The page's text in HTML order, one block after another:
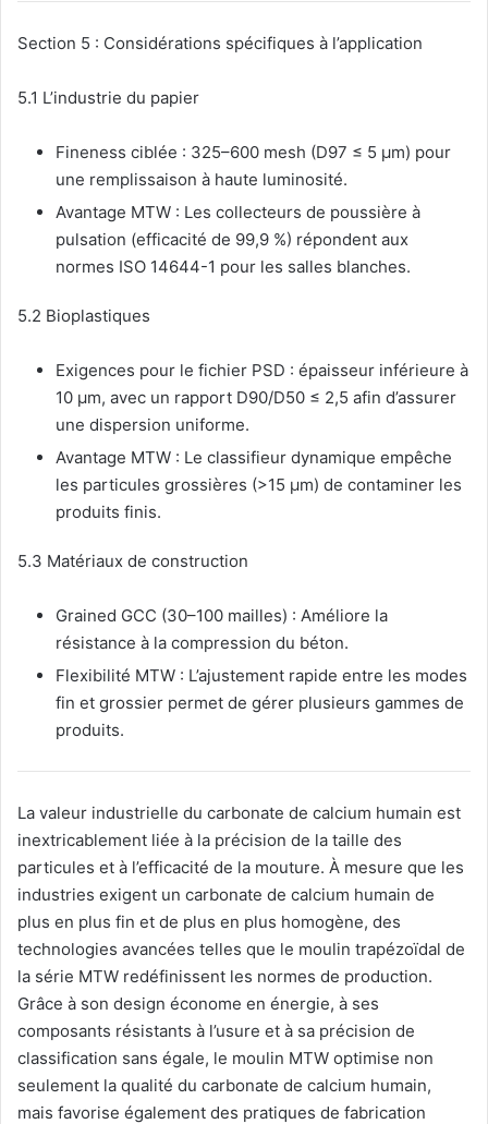
Section 5 : Considérations spécifiques à l’application
5.1 L’industrie du papier
Fineness ciblée : 325–600 mesh (D97 ≤ 5 μm) pour
une remplissaison à haute luminosité.
Avantage MTW : Les collecteurs de poussière à
pulsation (efficacité de 99,9 %) répondent aux
normes ISO 14644-1 pour les salles blanches.
5.2 Bioplastiques
Exigences pour le fichier PSD : épaisseur inférieure à
10 μm, avec un rapport D90/D50 ≤ 2,5 afin d’assurer
une dispersion uniforme.
Avantage MTW : Le classifieur dynamique empêche
les particules grossières (>15 μm) de contaminer les
produits finis.
5.3 Matériaux de construction
Grained GCC (30–100 mailles) : Améliore la
résistance à la compression du béton.
Flexibilité MTW : L’ajustement rapide entre les modes
fin et grossier permet de gérer plusieurs gammes de
produits.
La valeur industrielle du carbonate de calcium humain est
inextricablement liée à la précision de la taille des
particules et à l’efficacité de la mouture. À mesure que les
industries exigent un carbonate de calcium humain de
plus en plus fin et de plus en plus homogène, des
technologies avancées telles que le moulin trapézoïdal de
la série MTW redéfinissent les normes de production.
Grâce à son design économe en énergie, à ses
composants résistants à l’usure et à sa précision de
classification sans égale, le moulin MTW optimise non
seulement la qualité du carbonate de calcium humain,
mais favorise également des pratiques de fabrication